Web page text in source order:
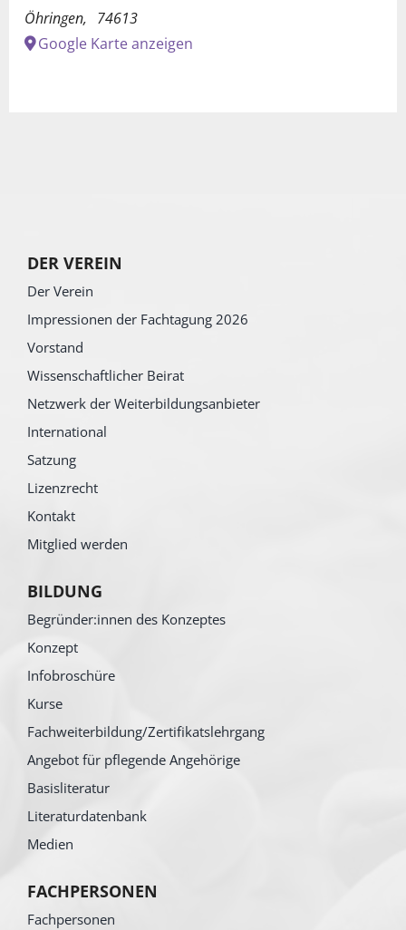
Öhringen, 74613
Google Karte anzeigen
DER VEREIN
Der Verein
Impressionen der Fachtagung 2026
Vorstand
Wissenschaftlicher Beirat
Netzwerk der Weiterbildungsanbieter
International
Satzung
Lizenzrecht
Kontakt
Mitglied werden
BILDUNG
Begründer:innen des Konzeptes
Konzept
Infobroschüre
Kurse
Fachweiterbildung/Zertifikatslehrgang
Angebot für pflegende Angehörige
Basisliteratur
Literaturdatenbank
Medien
FACHPERSONEN
Fachpersonen